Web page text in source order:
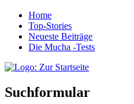
Home
Top-Stories
Neueste Beiträge
Die Mucha -Tests
Suchformular